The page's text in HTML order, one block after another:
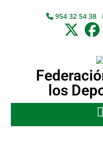
954 32 54 38
los